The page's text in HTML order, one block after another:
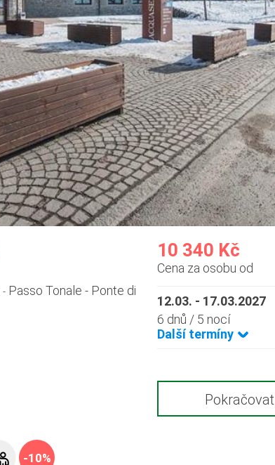
- Passo Tonale - Ponte di
-10%
10 340 Kč
Cena za osobu od
12.03. - 17.03.2027
6 dnů / 5 nocí
Další termíny
Pokračovat